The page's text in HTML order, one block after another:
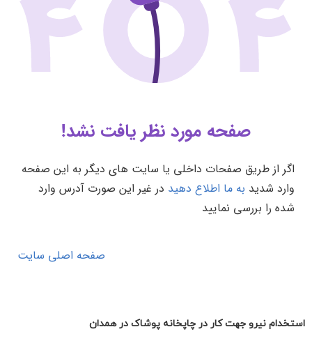
استخدام نیرو جهت کار در چاپخانه پوشاک در همدان